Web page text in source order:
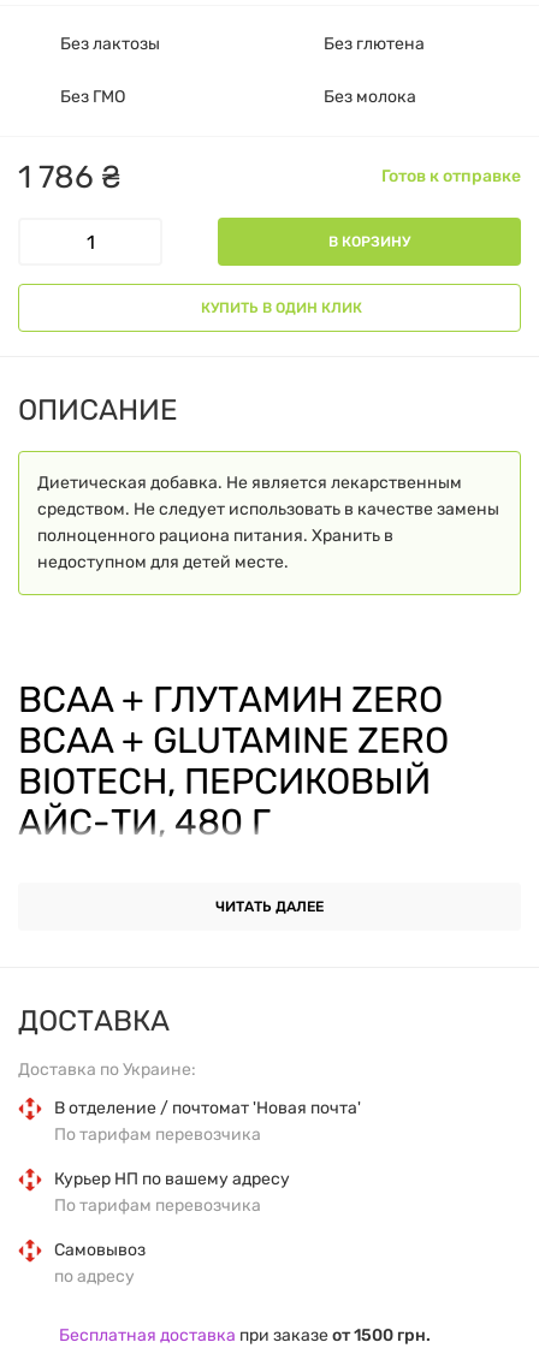
1 786 ₴ Готов к отправке
В КОРЗИНУ
КУПИТЬ В ОДИН КЛИК
Без лактозы Без глютена
Без ГМО Без молока
ДОСТАВКА
Доставка по Украине:
В отделение / почтомат 'Новая почта'
По тарифам перевозчика
Курьер НП по вашему адресу
По тарифам перевозчика
Самовывоз
по адресу
Бесплатная доставка при заказеот 1500 грн.
ОПИСАНИЕ
Диетическая добавка. Не является лекарственным
средством. Не следует использовать в качестве замены
полноценного рациона питания. Хранить в
недоступном для детей месте.
BCAA + ГЛУТАМИН ZERO
BCAA + GLUTAMINE ZERO
BIOTECH, ПЕРСИКОВЫЙ
АЙС-ТИ, 480 Г
ОСНОВНЫЕ ХАРАКТЕРИСТИКИ
Объем:480 г.
Основные ингредиенты:
лейцин, L-изолейцин, L-валин в соотношении
2:1:1), L-глютамин, подсластители, натуральные
ароматизаторы.
ЧИТАТЬ ДАЛЕЕ